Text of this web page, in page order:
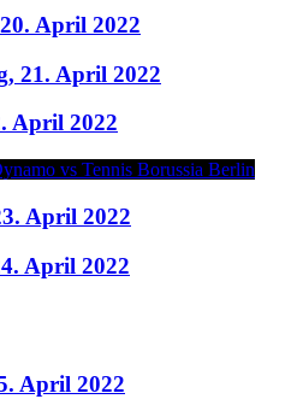
April 2022
21. April 2022
April 2022
vs Tennis Borussia Berlin
April 2022
April 2022
April 2022